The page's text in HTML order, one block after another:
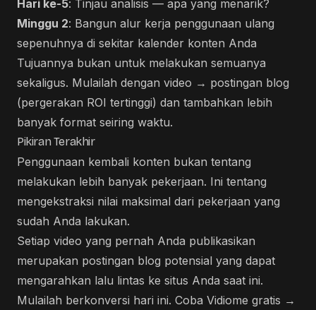
Hari ke-5: Tinjau analisis — apa yang menarik?
Minggu 2: Bangun alur kerja penggunaan ulang
sepenuhnya di sekitar kalender konten Anda
Tujuannya bukan untuk melakukan semuanya
sekaligus. Mulailah dengan video → postingan blog
(pergerakan ROI tertinggi) dan tambahkan lebih
banyak format seiring waktu.
Pikiran Terakhir
Penggunaan kembali konten bukan tentang
melakukan lebih banyak pekerjaan. Ini tentang
mengekstraksi nilai maksimal dari pekerjaan yang
sudah Anda lakukan.
Setiap video yang pernah Anda publikasikan
merupakan postingan blog potensial yang dapat
mengarahkan lalu lintas ke situs Anda saat ini.
Mulailah berkonversi hari ini. Coba Vidiome gratis →